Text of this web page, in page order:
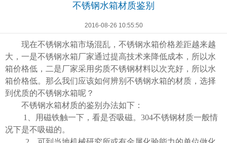
不锈钢水箱材质鉴别
2016-08-26 10:55:50
现在不锈钢水箱市场混乱，不锈钢水箱价格差距越来越
大，一是不锈钢水箱厂家通过提高技术来降低成本，所以水
箱价格低，二是厂家采用劣质不锈钢材料以次充好，所以水
箱价格低。那么我们应该如何辨别不锈钢水箱的材质，选择
到优质的不锈钢水箱呢？
不锈钢水箱材质的鉴别办法如下：
1
、用磁铁触一下，看是否吸磁。304不锈钢材质一般情
况下是不吸磁的。